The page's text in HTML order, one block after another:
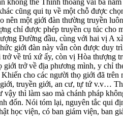
thể Thỉnh thoảng vài ba
cũng qui tụ về một chỗ được
một giới đàn thường truyền
chỉ được phép truyền cụ túc
Đường đầu, cùng với hai vị A
giới đàn này vẫn còn được
về trú xứ ấy, còn vị Hòa thượng
trở về địa phương mình, y chỉ
cho các người thọ giới đã
truyền giới, an cư, tự tứ v.v…
thì làm sao mà chánh pháp
đốn. Nói tóm lại, nguyên tắc qui
học viện, có ban giám viện, ban